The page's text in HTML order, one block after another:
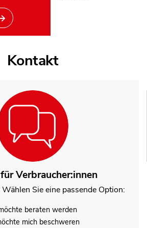
Kontakt
Verbraucher:innen
Sie eine passende Option:
beraten werden
mich beschweren